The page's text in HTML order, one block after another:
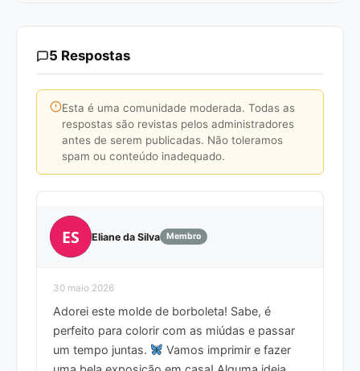
5 Respostas
Esta é uma comunidade moderada. Todas as
respostas são revistas pelos administradores
antes de serem publicadas. Não toleramos
spam ou conteúdo inadequado.
ES Eliane da Silva Membro
30 maio 2026
Adorei este molde de borboleta! Sabe, é
perfeito para colorir com as miúdas e passar
um tempo juntas.
Vamos imprimir e fazer